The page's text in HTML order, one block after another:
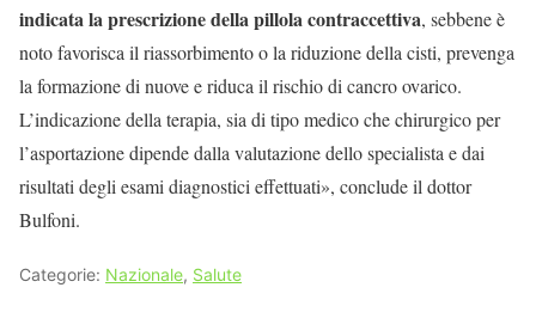
indicata la prescrizione della pillola contraccettiva, sebbene è
noto favorisca il riassorbimento o la riduzione della cisti, prevenga
la formazione di nuove e riduca il rischio di cancro ovarico.
L’indicazione della terapia, sia di tipo medico che chirurgico per
l’asportazione dipende dalla valutazione dello specialista e dai
risultati degli esami diagnostici effettuati», conclude il dottor
Bulfoni.
Categorie: Nazionale, Salute